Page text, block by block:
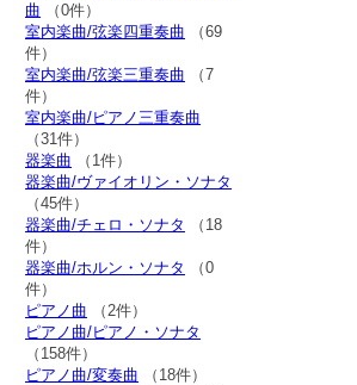
曲 （0件）
室内楽曲/弦楽四重奏曲 （69
件）
室内楽曲/弦楽三重奏曲 （7
件）
室内楽曲/ピアノ三重奏曲
（31件）
器楽曲 （1件）
器楽曲/ヴァイオリン・ソナタ
（45件）
器楽曲/チェロ・ソナタ
（18
件）
器楽曲/ホルン・ソナタ
（0
件）
ピアノ曲 （2件）
ピアノ曲/ピアノ・ソナタ
（158件）
ピアノ曲/変奏曲 （18件）